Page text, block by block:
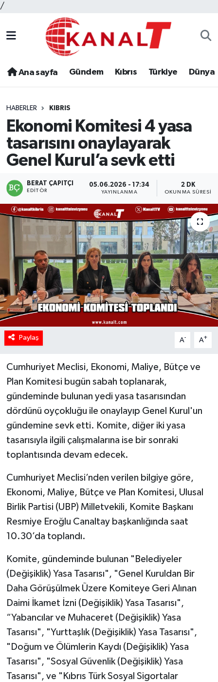
/
Ana sayfa Gündem Kıbrıs Türkiye Dünya
HABERLER KIBRIS
Ekonomi Komitesi 4 yasa
tasarısını onaylayarak
Genel Kurul’a sevk etti
BERAT ÇAPITÇI
EDITÖR
05.06.2026 - 17:34
YAYINLANMA
2 DK
OKUNMA SÜRESI
Paylaş A- A+
Cumhuriyet Meclisi, Ekonomi, Maliye, Bütçe ve
Plan Komitesi bugün sabah toplanarak,
gündeminde bulunan yedi yasa tasarısından
dördünü oyçokluğu ile onaylayıp Genel Kurul'un
gündemine sevk etti. Komite, diğer iki yasa
tasarısıyla ilgili çalışmalarına ise bir sonraki
toplantısında devam edecek.
Cumhuriyet Meclisi’nden verilen bilgiye göre,
Ekonomi, Maliye, Bütçe ve Plan Komitesi, Ulusal
Birlik Partisi (UBP) Milletvekili, Komite Başkanı
Resmiye Eroğlu Canaltay başkanlığında saat
10.30’da toplandı.
Komite, gündeminde bulunan "Belediyeler
(Değişiklik) Yasa Tasarısı", "Genel Kuruldan Bir
Daha Görüşülmek Üzere Komiteye Geri Alınan
Daimi İkamet İzni (Değişiklik) Yasa Tasarısı",
“Yabancılar ve Muhaceret (Değişiklik) Yasa
Tasarısı", "Yurttaşlık (Değişiklik) Yasa Tasarısı",
"Doğum ve Ölümlerin Kaydı (Değişiklik) Yasa
Tasarısı", "Sosyal Güvenlik (Değişiklik) Yasa
Tasarısı", ve "Kıbrıs Türk Sosyal Sigortalar